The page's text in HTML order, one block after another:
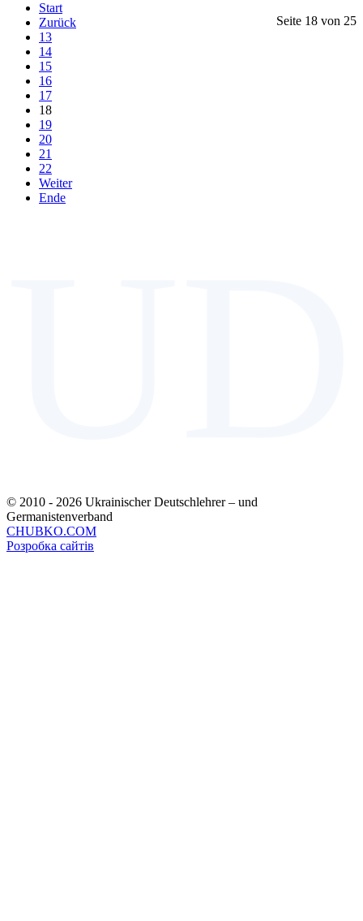
Seite 18 von 25
Start
Zurück
13
14
15
16
17
18
19
20
21
22
Weiter
Ende
© 2010 - 2026 Ukrainischer Deutschlehrer – und
Germanistenverband
CHUBKO.COM
Розробка сайтів